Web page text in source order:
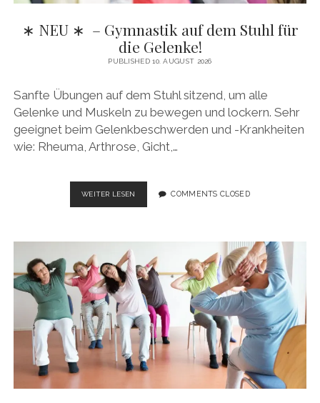
∗ NEU ∗ – Gymnastik auf dem Stuhl für
die Gelenke!
PUBLISHED 10. AUGUST 2026
Sanfte Übungen auf dem Stuhl sitzend, um alle
Gelenke und Muskeln zu bewegen und lockern. Sehr
geeignet beim Gelenkbeschwerden und -Krankheiten
wie: Rheuma, Arthrose, Gicht,…
WEITER LESEN
NEU ∗
STUHL
FÜR
DIE
GELENKE!
COMMENTS CLOSED